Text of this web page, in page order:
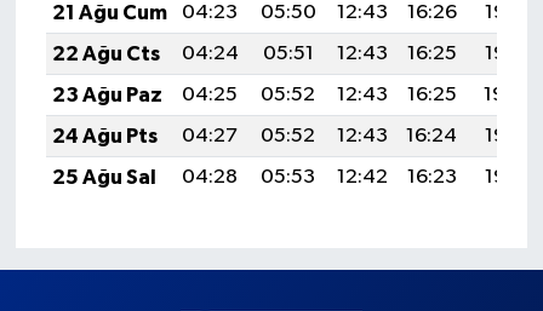
21 Ağu Cum
04:23 05:50 12:43 16:26
19:27
22 Ağu Cts
04:24 05:51 12:43 16:25
19:26
23 Ağu Paz
04:25 05:52 12:43 16:25
19:24
24 Ağu Pts
04:27 05:52 12:43 16:24
19:23
25 Ağu Sal
04:28 05:53 12:42 16:23 19:22